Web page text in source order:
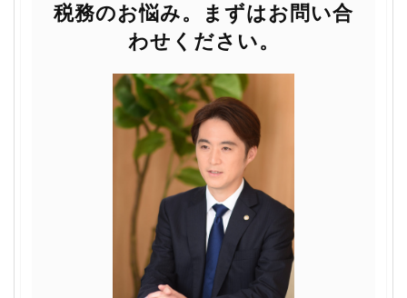
税務のお悩み。まずはお問い合
わせください。